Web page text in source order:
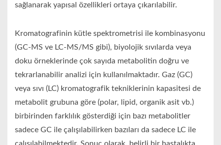
sağlanarak yapısal özellikleri ortaya çıkarılabilir.
Kromatografinin kütle spektrometrisi ile kombinasyonu
(GC-MS ve LC-MS/MS gibi), biyolojik sıvılarda veya
doku örneklerinde çok sayıda metabolitin doğru ve
tekrarlanabilir analizi için kullanılmaktadır. Gaz (GC)
veya sıvı (LC) kromatografik tekniklerinin kapasitesi de
metabolit grubuna göre (polar, lipid, organik asit vb.)
birbirinden farklılık gösterdiği için bazı metabolitler
sadece GC ile çalışılabilirken bazıları da sadece LC ile